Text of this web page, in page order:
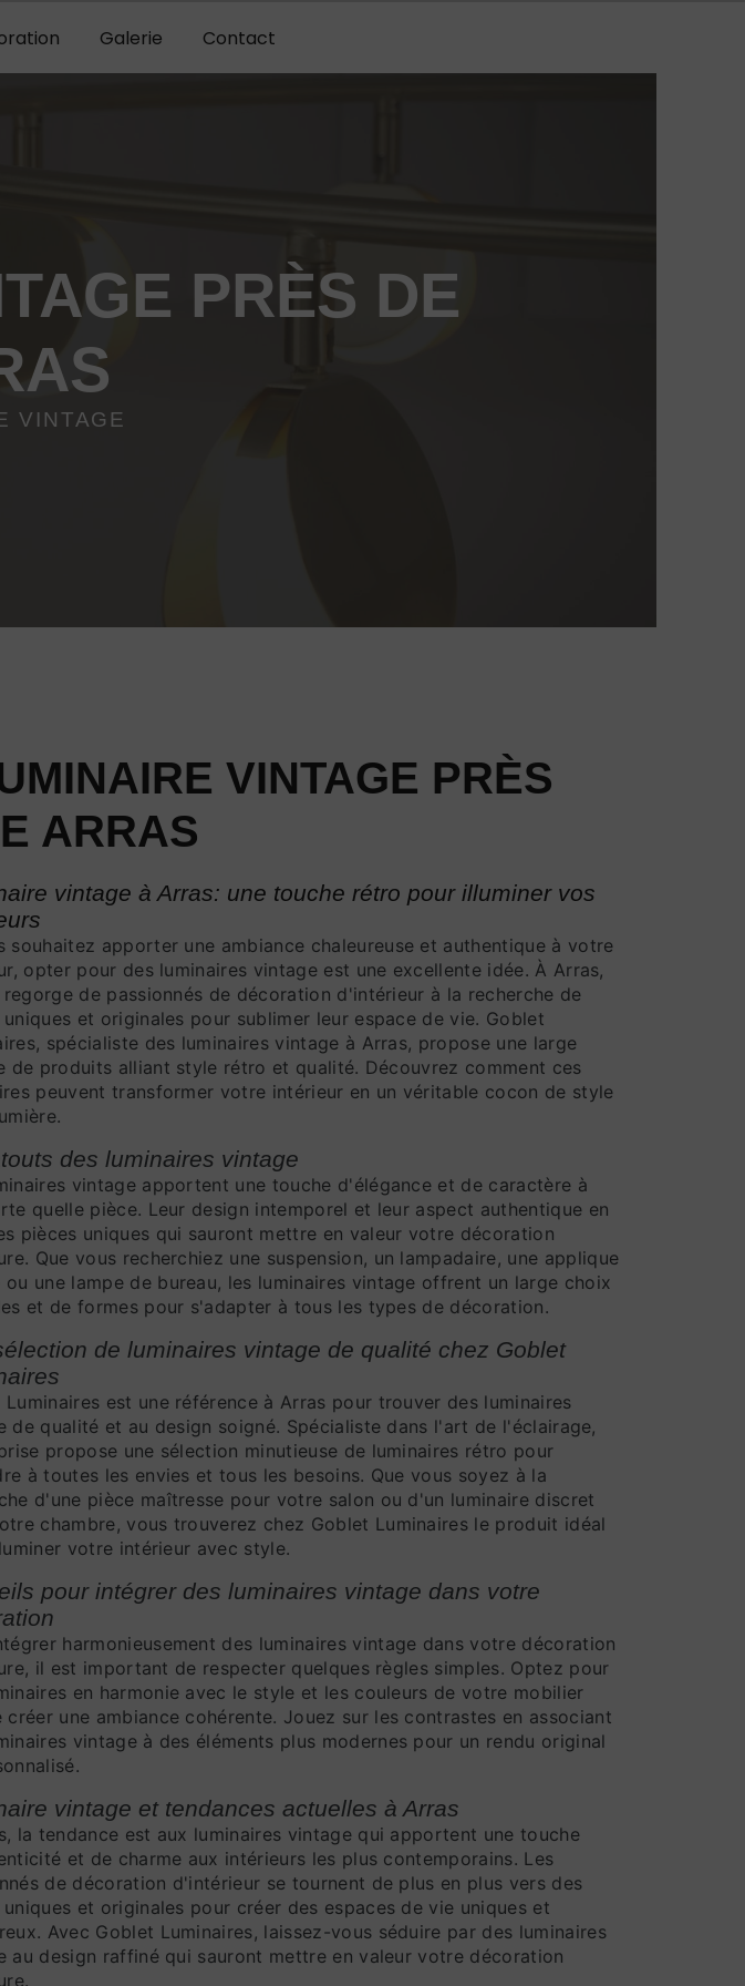
Galerie Contact
PRÈS DE
VINTAGE
VINTAGE PRÈS
ARRAS
vintage à Arras: une touche rétro pour illuminer vos
souhaitez apporter une ambiance chaleureuse et authentique à votre
opter pour des luminaires vintage est une excellente idée. À Arras,
de passionnés de décoration d'intérieur à la recherche de
uniques et originales pour sublimer leur espace de vie. Goblet
spécialiste des luminaires vintage à Arras, propose une large
de produits alliant style rétro et qualité. Découvrez comment ces
peuvent transformer votre intérieur en un véritable cocon de style
des luminaires vintage
vintage apportent une touche d'élégance et de caractère à
quelle pièce. Leur design intemporel et leur aspect authentique en
pièces uniques qui sauront mettre en valeur votre décoration
Que vous recherchiez une suspension, un lampadaire, une applique
ou une lampe de bureau, les luminaires vintage offrent un large choix
et de formes pour s'adapter à tous les types de décoration.
de luminaires vintage de qualité chez Goblet
Luminaires est une référence à Arras pour trouver des luminaires
de qualité et au design soigné. Spécialiste dans l'art de l'éclairage,
propose une sélection minutieuse de luminaires rétro pour
à toutes les envies et tous les besoins. Que vous soyez à la
d'une pièce maîtresse pour votre salon ou d'un luminaire discret
chambre, vous trouverez chez Goblet Luminaires le produit idéal
votre intérieur avec style.
pour intégrer des luminaires vintage dans votre
harmonieusement des luminaires vintage dans votre décoration
il est important de respecter quelques règles simples. Optez pour
en harmonie avec le style et les couleurs de votre mobilier
créer une ambiance cohérente. Jouez sur les contrastes en associant
vintage à des éléments plus modernes pour un rendu original
vintage et tendances actuelles à Arras
la tendance est aux luminaires vintage qui apportent une touche
et de charme aux intérieurs les plus contemporains. Les
de décoration d'intérieur se tournent de plus en plus vers des
uniques et originales pour créer des espaces de vie uniques et
Avec Goblet Luminaires, laissez-vous séduire par des luminaires
au design raffiné qui sauront mettre en valeur votre décoration